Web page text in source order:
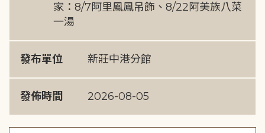
家：8/7阿里鳳鳳吊飾、8/22阿美族八菜
一湯
發布單位 新莊中港分館
發佈時間 2026-08-05